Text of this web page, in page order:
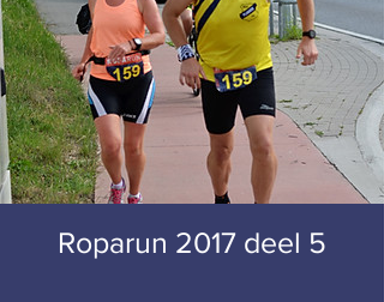
Roparun 2017 deel 5